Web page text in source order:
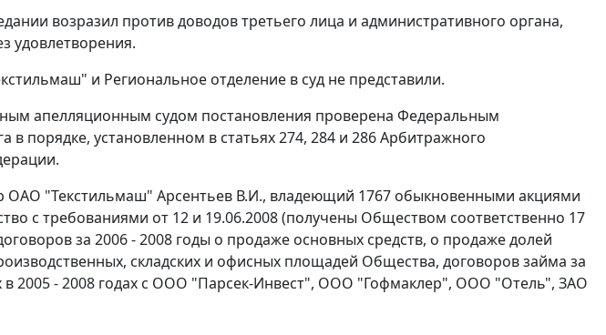
возразил против доводов третьего лица и административного органа,
удовлетворения.
и Региональное отделение в суд не представили.
апелляционным судом постановления проверена Федеральным
в порядке, установленном в статьях 274, 284 и 286Арбитражного
ОАО "Текстильмаш" Арсентьев В.И., владеющий 1767 обыкновенными акциями
с требованиями от 12 и 19.06.2008 (получены Обществом соответственно 17
за 2006 - 2008 годы о продаже основных средств, о продаже долей
складских и офисных площадей Общества, договоров займа за
в 2005 - 2008 годах с ООО "Парсек-Инвест", ООО "Гофмаклер", ООО "Отель", ЗАО